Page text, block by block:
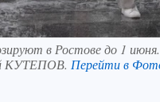
в Ростове до 1 июня.
КУТЕПОВ. Перейти в